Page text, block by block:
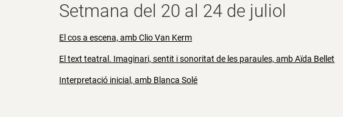
Setmana del 20 al 24 de juliol
El cos a escena, amb Clio Van Kerm
El text teatral. Imaginari, sentit i sonoritat de les paraules, amb Aïda Bellet
Interpretació inicial, amb Blanca Solé